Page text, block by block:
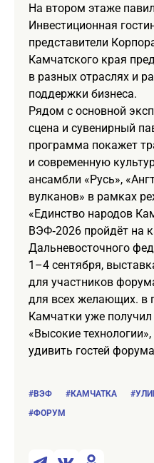
На втором этаже
Инвестиционная
представители
Камчатского края
в разных отраслях и
поддержки бизнеса.
Рядом с основной
сцена и сувенирный
программа покажет
и современную
ансамбли «Русь»,
вулканов» в рамках
«Единство народов
ВЭФ‑2026 пройдёт на
Дальневосточного
1–4 сентября,
для участников
для всех желающих. в
Камчатки уже
«Высокие
удивить гостей
#ВЭФ #КАМЧАТКА
#ФОРУМ